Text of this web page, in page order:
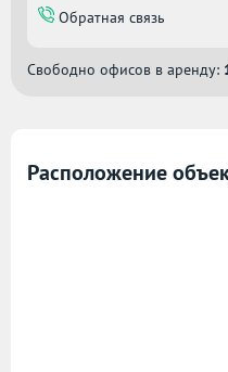
Обратная связь
Свободно офисов в аренду:
Расположение